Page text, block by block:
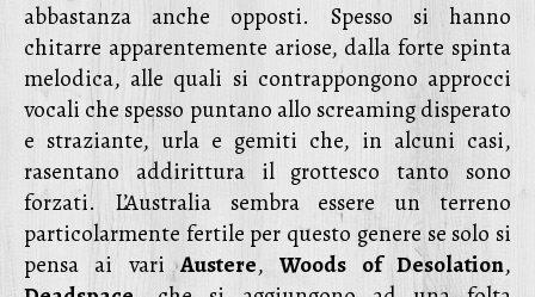
abbastanza anche opposti. Spesso si hanno
chitarre apparentemente ariose, dalla forte spinta
melodica, alle quali si contrappongono approcci
vocali che spesso puntano allo screaming disperato
e straziante, urla e gemiti che, in alcuni casi,
rasentano addirittura il grottesco tanto sono
forzati. L’Australia sembra essere un terreno
particolarmente fertile per questo genere se solo si
pensa ai variAustere,Woods of Desolation,